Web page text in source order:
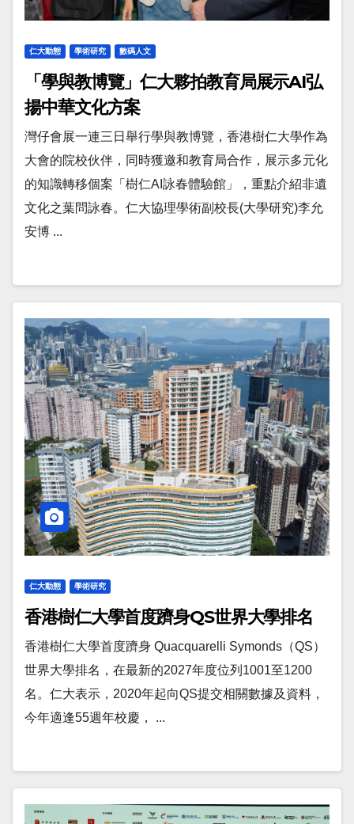
仁大動態 學術研究 數碼人文
「學與教博覽」仁大夥拍教育局展示AI弘
揚中華文化方案
灣仔會展一連三日舉行學與教博覽，香港樹仁大學作為
大會的院校伙伴，同時獲邀和教育局合作，展示多元化
的知識轉移個案「樹仁AI詠春體驗館」，重點介紹非遺
文化之葉問詠春。仁大協理學術副校長(大學研究)李允
安博 ...
仁大動態 學術研究
香港樹仁大學首度躋身QS世界大學排名
香港樹仁大學首度躋身 Quacquarelli Symonds（QS）
世界大學排名，在最新的2027年度位列1001至1200
名。仁大表示，2020年起向QS提交相關數據及資料，
今年適逢55週年校慶， ...